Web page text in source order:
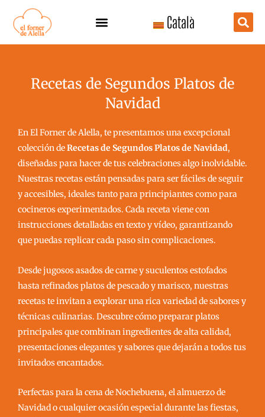
contenido
Català
Recetas de Segundos Platos de
Navidad
En El Forner de Alella, te presentamos una excepcional
colección deRecetas de Segundos Platos de Navidad,
diseñadas para hacer de tus celebraciones algo inolvidable.
Nuestras recetas están pensadas para ser fáciles de seguir
y accesibles, ideales tanto para principiantes como para
cocineros experimentados. Cada receta viene con
instrucciones detalladas en texto y vídeo, garantizando
que puedas replicar cada paso sin complicaciones.
Desde jugosos asados de carne y suculentos estofados
hasta refinados platos de pescado y marisco, nuestras
recetas te invitan a explorar una rica variedad de sabores y
técnicas culinarias. Descubre cómo preparar platos
principales que combinan ingredientes de alta calidad,
presentaciones elegantes y sabores que dejarán a todos tus
invitados encantados.
Perfectas para la cena de Nochebuena, el almuerzo de
Navidad o cualquier ocasión especial durante las fiestas,